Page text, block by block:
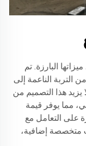
البارزة. تم
الناعمة إلى
يزيد هذا التصميم من
مما يوفر قيمة
على التعامل مع
متخصصة إضافية،